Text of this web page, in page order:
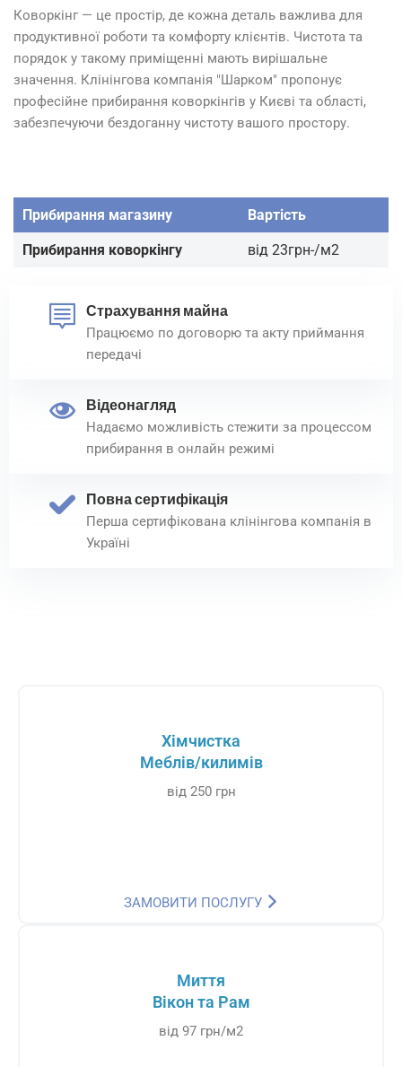
Коворкінг — це простір, де кожна деталь важлива для
продуктивної роботи та комфорту клієнтів. Чистота та
порядок у такому приміщенні мають вирішальне
значення. Клінінгова компанія "Шарком" пропонує
професійне прибирання коворкінгів у Києві та області,
забезпечуючи бездоганну чистоту вашого простору.
Прибирання магазину Вартість
Прибирання коворкінгу від 23грн-/м2
Страхування майна
Працюємо по договорю та акту приймання
передачі
Відеонагляд
Надаємо можливість стежити за процессом
прибирання в онлайн режимі
Повна сертифікація
Перша сертифікована клінінгова компанія в
Україні
Хімчистка
Меблів/килимів
від 250 грн
ЗАМОВИТИ ПОСЛУГУ
Миття
Вікон та Рам
від 97 грн/м2